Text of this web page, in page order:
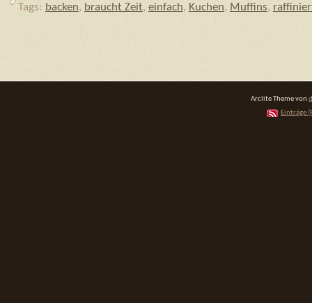
Tags: backen, braucht Zeit, einfach, Kuchen, Muffins,
Arclite Theme von
Einträge